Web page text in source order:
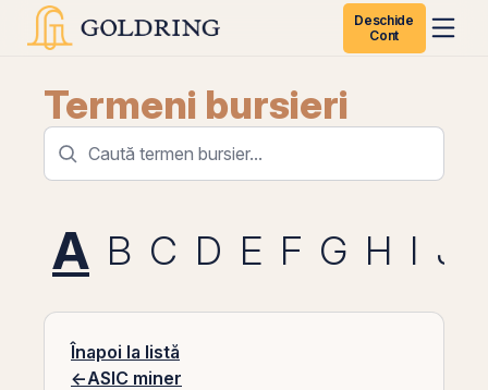
Deschide
Cont
Termeni bursieri
A B C D E F G H I J
Înapoi la listă
←ASIC miner